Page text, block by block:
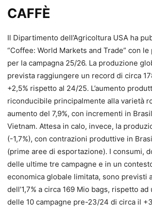
CAFFÈ
Il Dipartimento dell’Agricoltura USA ha
“Coffee: World Markets and Trade” con
per la campagna 25/26. La produzione
prevista raggiungere un record di circa
+2,5% rispetto al 24/25. L’aumento
riconducibile principalmente alla varietà
aumento del 7,9%, con incrementi in
Vietnam. Attesa in calo, invece, la
(-1,7%), con contrazioni produttive in
(prime aree di esportazione). I consumi,
delle ultime tre campagne e in un
economica globale limitata, sono previsti
dell’1,7% a circa 169 Mio bags, rispetto
delle 10 campagne pre-23/24 di circa il